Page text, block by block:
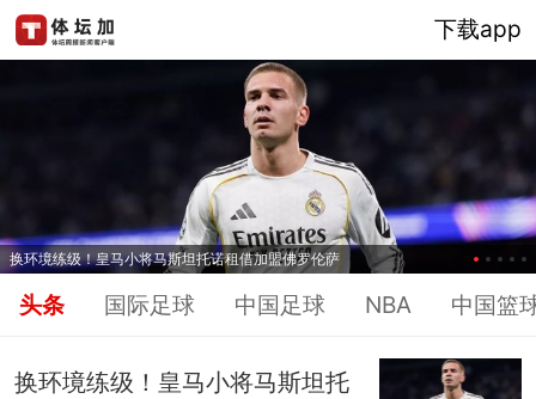
下载app
换环境练级！皇马小将马斯坦托诺租借加盟佛罗伦萨
头条 国际足球 中国足球 NBA 中国篮
换环境练级！皇马小将马斯坦托